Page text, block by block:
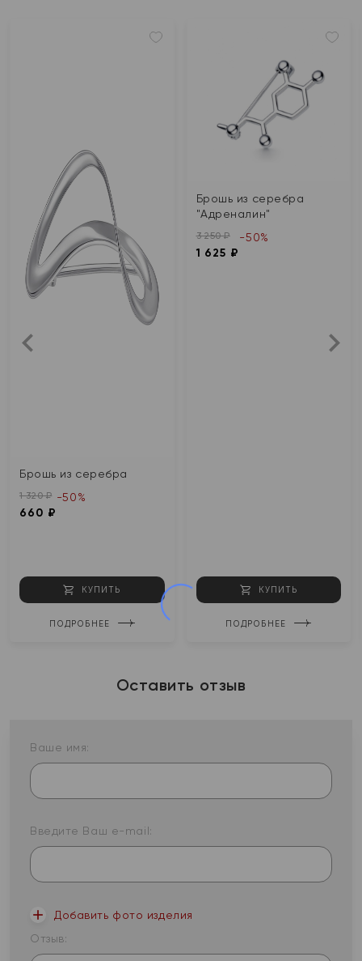
Брошь из серебра
1 320 ₽
660 ₽
-50%
КУПИТЬ
ПОДРОБНЕЕ
Брошь из серебра
"Адреналин"
3 250 ₽
1 625 ₽
-50%
КУПИТЬ
ПОДРОБНЕЕ
Оставить отзыв
Ваше имя:
Введите Ваш e-mail:
Добавить фото изделия
Отзыв: